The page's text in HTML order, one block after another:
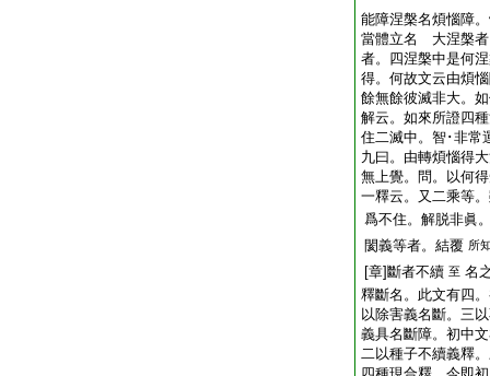
能障涅槃名煩惱障
當體立名 大涅槃者
者。四涅槃中是何
得。何故文云由煩
餘無餘彼滅非大。
解云。如來所證四
住二滅中。智･非常
九曰。由轉煩惱得
無上覺。問。以何
一釋云。又二乘等
爲不住。解脱非眞
閡義等者。結覆 所
[章]斷者不續 至 名
釋斷名。此文有四
以除害義名斷。三
義具名斷障。初中
二以種子不續義釋